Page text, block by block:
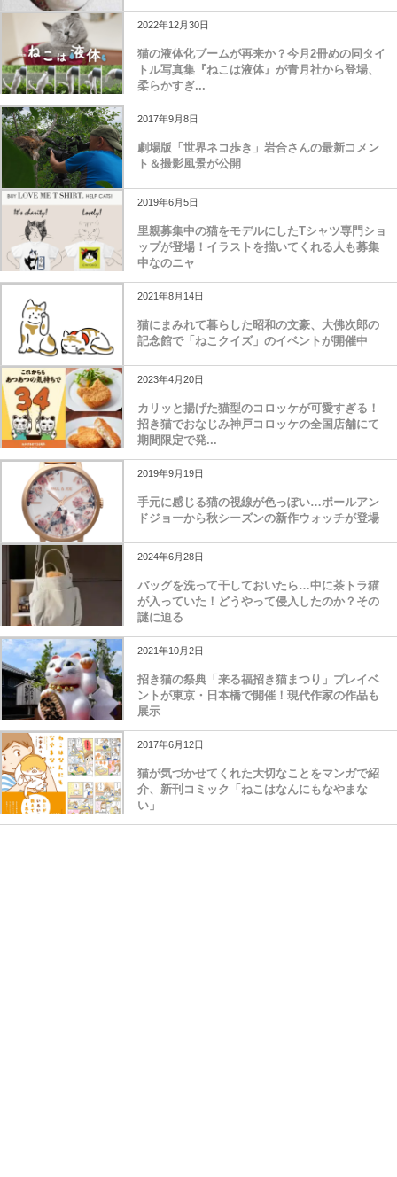
2022年12月30日
猫の液体化ブームが再来か？今月2冊めの同タイ
トル写真集『ねこは液体』が青月社から登場、
柔らかすぎ...
2017年9月8日
劇場版「世界ネコ歩き」岩合さんの最新コメン
ト＆撮影風景が公開
2019年6月5日
里親募集中の猫をモデルにしたTシャツ専門ショ
ップが登場！イラストを描いてくれる人も募集
中なのニャ
2021年8月14日
猫にまみれて暮らした昭和の文豪、大佛次郎の
記念館で「ねこクイズ」のイベントが開催中
2023年4月20日
カリッと揚げた猫型のコロッケが可愛すぎる！
招き猫でおなじみ神戸コロッケの全国店舗にて
期間限定で発...
2019年9月19日
手元に感じる猫の視線が色っぽい…ポールアン
ドジョーから秋シーズンの新作ウォッチが登場
2024年6月28日
バッグを洗って干しておいたら…中に茶トラ猫
が入っていた！どうやって侵入したのか？その
謎に迫る
2021年10月2日
招き猫の祭典「来る福招き猫まつり」プレイベ
ントが東京・日本橋で開催！現代作家の作品も
展示
2017年6月12日
猫が気づかせてくれた大切なことをマンガで紹
介、新刊コミック「ねこはなんにもなやまな
い」